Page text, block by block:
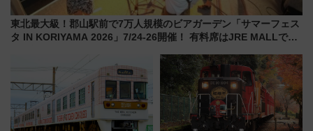
東北最大級！郡山駅前で7万人規模のビアガーデン「サマーフェス
タ IN KORIYAMA 2026」7/24-26開催！ 有料席はJRE MALLで予